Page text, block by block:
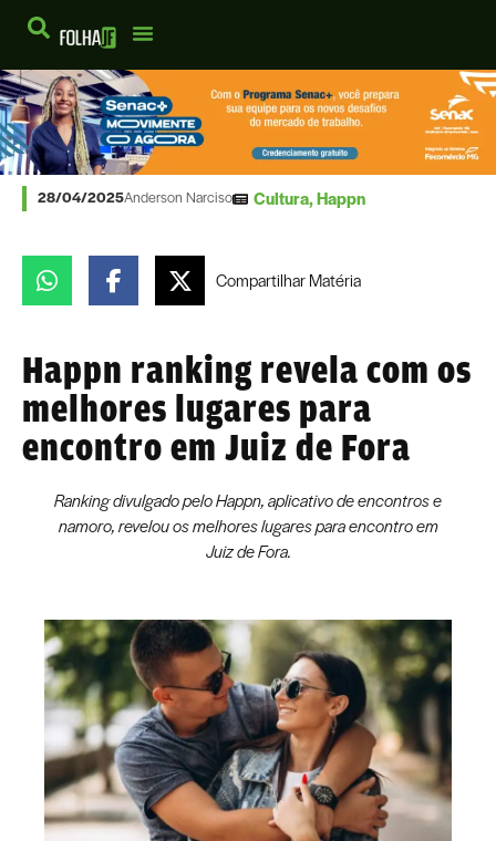
28/04/2025Anderson Narciso Cultura,Happn
CompartilharMatéria
Happn ranking revela com os
melhores lugares para
encontro em Juiz de Fora
Ranking divulgado pelo Happn, aplicativo de encontros e
namoro, revelou os melhores lugares para encontro em
Juiz de Fora.